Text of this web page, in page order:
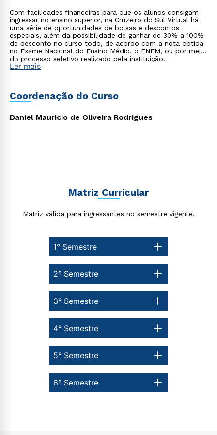
Com facilidades financeiras para que os alunos consigam
ingressar no ensino superior, na Cruzeiro do Sul Virtual há
uma série de oportunidades de bolsas e descontos
especiais, além da possibilidade de ganhar de 30% a 100%
de desconto no curso todo, de acordo com a nota obtida
no Exame Nacional do Ensino Médio, o ENEM, ou por meio
do processo seletivo realizado pela instituição.
Ler mais
Coordenação do Curso
Daniel Mauricio de Oliveira Rodrigues
Matriz Curricular
Matriz válida para ingressantes no semestre vigente.
1° Semestre
6° Semestre
5° Semestre
4° Semestre
3° Semestre
2° Semestre
envio de conteúdos da Cruzeiro do Sul.